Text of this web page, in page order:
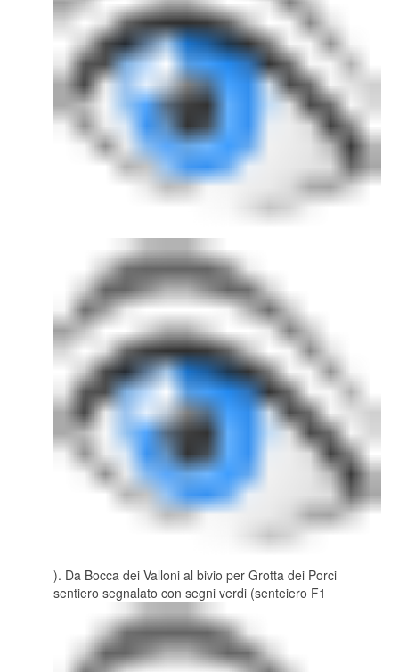
). Da Bocca dei Valloni al bivio per Grotta dei Porci
sentiero segnalato con segni verdi (senteiero F1